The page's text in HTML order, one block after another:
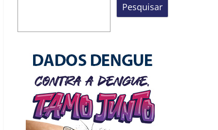
Pesquisar